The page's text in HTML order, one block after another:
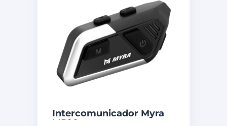
Intercomunicador Myra
M500